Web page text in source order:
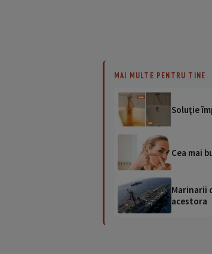
MAI MULTE PENTRU TINE
Soluţie
Cea mai
Marinarii
acestora